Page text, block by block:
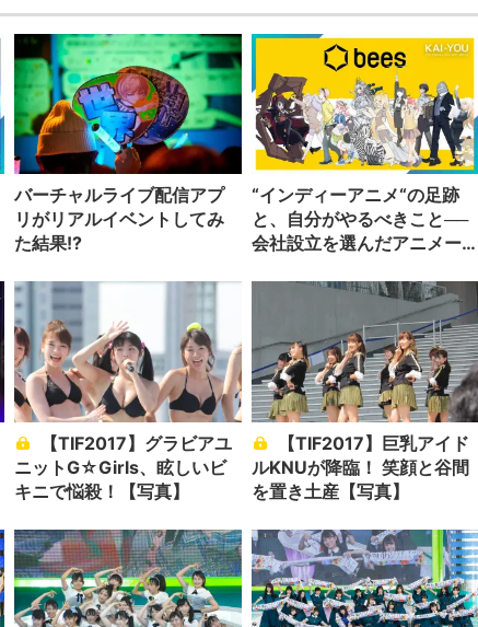
バーチャルライブ配信アプ
リがリアルイベントしてみ
た結果!?
“インディーアニメ“の足跡
と、自分がやるべきこと──
会社設立を選んだアニメー
ニットG☆Girls、眩しいビ
キニで悩殺！【写真】
ルKNUが降臨！ 笑顔と谷間
を置き土産【写真】